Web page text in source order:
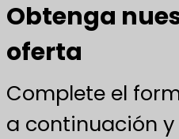
Obtenga
oferta
Complete el
a continuación y